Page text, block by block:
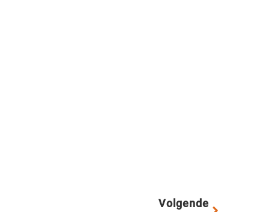
Volgende